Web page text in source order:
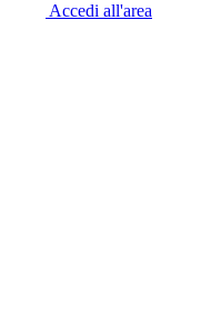
Accedi all'area